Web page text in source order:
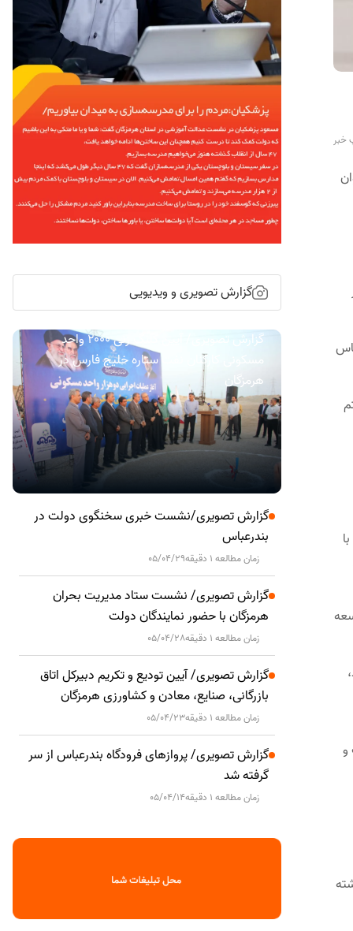
خبر
و
گزارش تصویری و ویدیویی
گزارش تصویری/ آیین کلنگ زنی ۲۰۰۰ واحد
مسکونی کارکنان نفت ستاره خلیج فارس در
هرمزگان
گزارش تصویری/نشست خبری سخنگوی دولت در
بندرعباس
زمان مطالعه 1 دقیقه 05/04/29
گزارش تصویری/ نشست ستاد مدیریت بحران
هرمزگان با حضور نمایندگان دولت
زمان مطالعه 1 دقیقه 05/04/28
گزارش تصویری/ آیین تودیع و تکریم دبیرکل اتاق
بازرگانی، صنایع، معادن و کشاورزی هرمزگان
زمان مطالعه 1 دقیقه 05/04/23
گزارش تصویری/ پروازهای فرودگاه بندرعباس از سر
گرفته شد
زمان مطالعه 1 دقیقه 05/04/14